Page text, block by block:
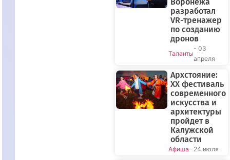
разработал
VR-тренажер
по созданию
дронов
Таланты
- 03
апреля
Архстояние:
XX фестиваль
современного
искусства и
архитектуры
пройдет в
Калужской
области
Афиша- 24 июля